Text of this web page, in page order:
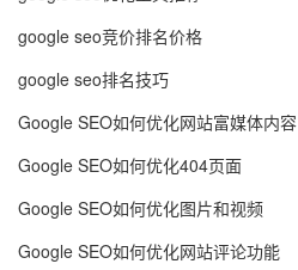
google seo竞价排名价格
google seo排名技巧
Google SEO如何优化网站富媒体内容
Google SEO如何优化404页面
Google SEO如何优化图片和视频
Google SEO如何优化网站评论功能